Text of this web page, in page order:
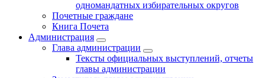
одномандатных избирательных округов
Почетные граждане
Книга Почета
Администрация
Глава администрации
Тексты официальных выступлений, отчеты
главы администрации